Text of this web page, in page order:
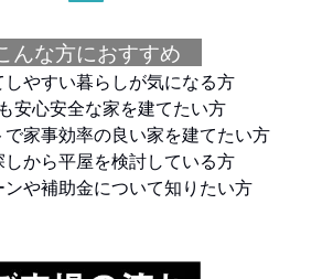
んな方におすすめ
しやすい暮らしが気になる方
安心安全な家を建てたい方
で家事効率の良い家を建てたい方
しから平屋を検討している方
ンや補助金について知りたい方